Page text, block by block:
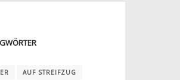
AUF STREIFZUG